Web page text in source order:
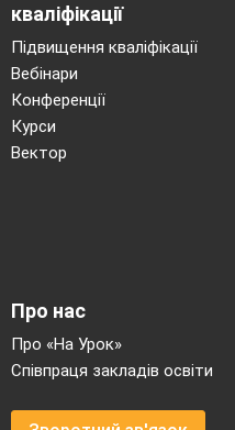
кваліфікації
Підвищення кваліфікації
Вебінари
Конференції
Курси
Вектор
Про нас
Про «На Урок»
Співпраця закладів освіти